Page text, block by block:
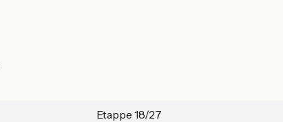
Etappe 18/27